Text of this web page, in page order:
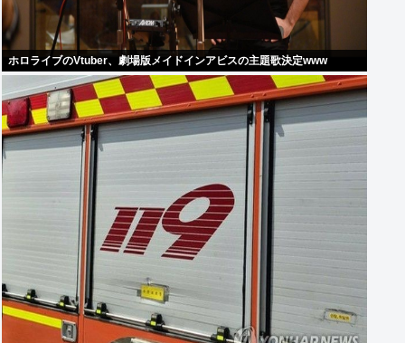
ホロライブのVtuber、劇場版メイドインアビスの主題歌決定www